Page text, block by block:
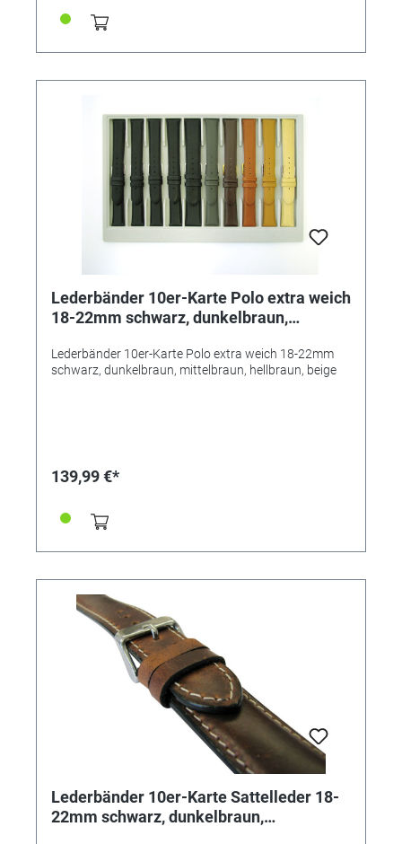
Lederbänder 10er-Karte Polo extra weich
18-22mm schwarz, dunkelbraun,
Lederbänder 10er-Karte Polo extra weich 18-22mm
schwarz, dunkelbraun, mittelbraun, hellbraun, beige
139,99 €*
Lederbänder 10er-Karte Sattelleder 18-
22mm schwarz, dunkelbraun,